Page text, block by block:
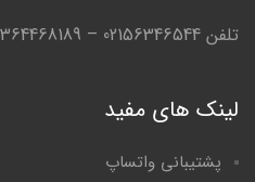
تلفن 02156346544 – 09364468189 – 09125236176
لینک های مفید
پشتیبانی واتساپ